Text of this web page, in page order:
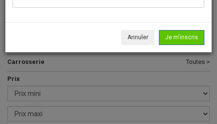
> Rechercher un véhicule
207 >
Carrosserie Toutes >
Prix
Annuler Je m'inscris